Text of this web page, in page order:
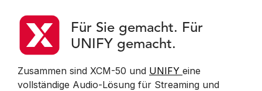
Für Sie gemacht. Für
UNIFY gemacht.
Zusammen sind XCM-50 und UNIFY eine
vollständige Audio-Lösung für Streaming und